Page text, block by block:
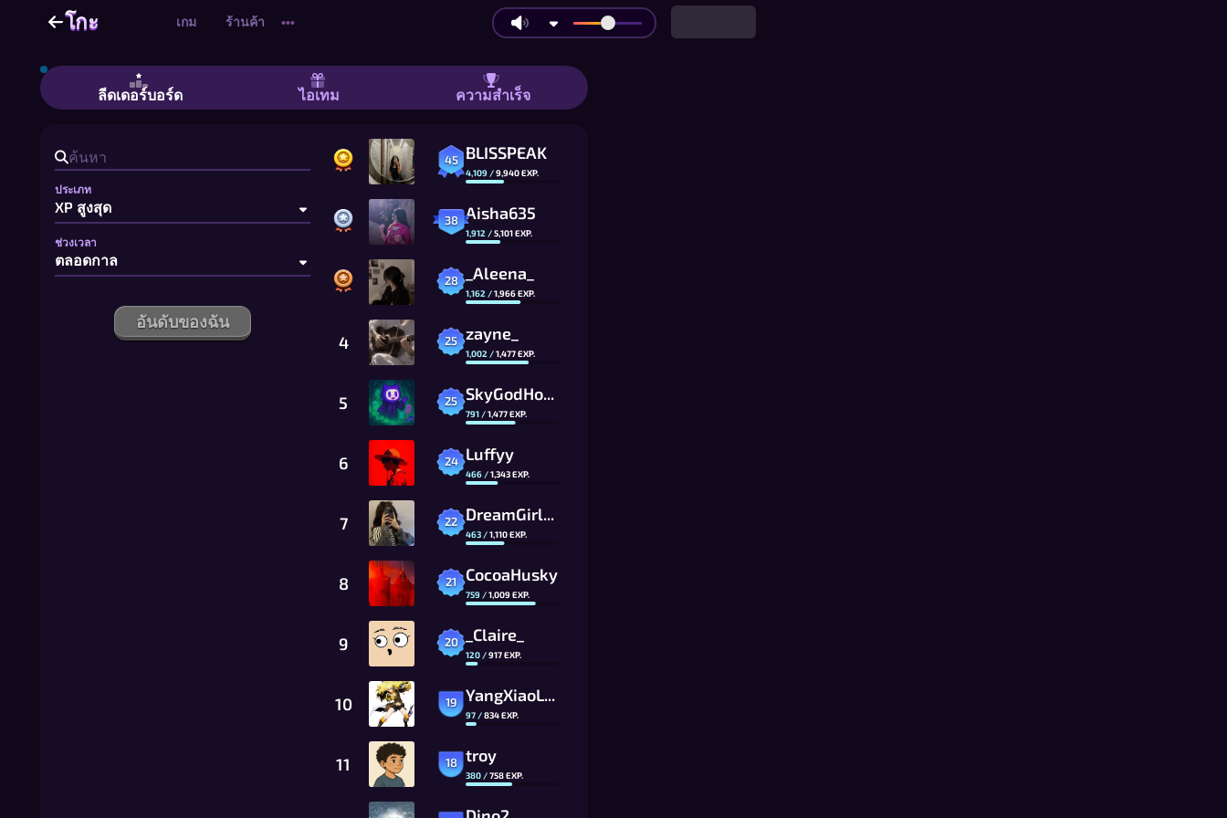
โกะ
โกะ เกม ร้านค้า •••
โกะ - เล่นโกะออนไลน์: ตั้งแต่กระดานเร็ว 9x9 ถึงเต็มรูปแบบ 19x19 เล่นกับเพื่อนและบอท | ลีดเดอร์บอร์ด
ลีดเดอร์บอร์ด ไอเทม ความสำเร็จ
ประเภท
ช่วงเวลา
อันดับของฉัน
45 BLISSPEAK
4,109 /9,940EXP.
38 Aisha635
1,912 /5,101EXP.
28 _Aleena_
1,162 /1,966EXP.
4 25 zayne_
1,002 /1,477EXP.
5 25 SkyGodHo0L_CG
791 /1,477EXP.
6 24 Luffyy
466 /1,343EXP.
7 22 DreamGirl_03
463 /1,110EXP.
8 21 CocoaHusky
759 /1,009EXP.
9 20 _Claire_
120 /917EXP.
10 19 YangXiaoLong
97 /834EXP.
11 18 troy
380 /758EXP.